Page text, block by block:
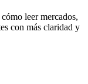
leer mercados,
con más claridad y